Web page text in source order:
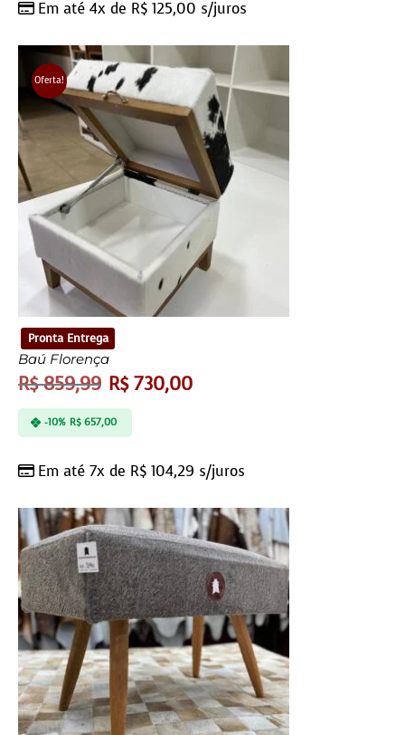
Em até 4x de R$ 125,00 s/juros
Oferta!
Pronta Entrega
Baú Florença
R$859,99 R$730,00
Em até 7x de R$ 104,29 s/juros
-10% R$657,00